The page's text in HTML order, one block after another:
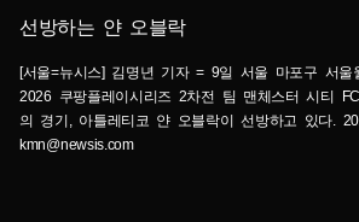
선방하는 얀 오블락
[서울=뉴시스] 김명년 기자 = 9일 서울 마포구 서울
2026 쿠팡플레이시리즈 2차전 팀 맨체스터 시티
의 경기, 아틀레티코 얀 오블락이 선방하고 있다.
kmn@newsis.com